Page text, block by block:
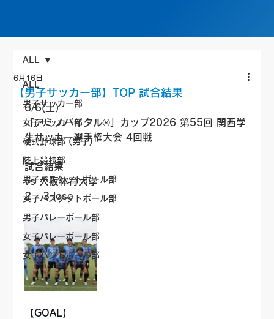
ALL
男子サッカー部
女子サッカー部
硬式野球部 (男子)
陸上競技部
男子バスケットボール部
女子バスケットボール部
男子バレーボール部
女子バレーボール部
女子ハンドボール部
ALL
【男子サッカー部】TOP 試合結果
6月16日
6/6(土）
「アミノバイタル®」カップ2026 第55回 関西学
生サッカー選手権大会 4回戦
試合結果
vs 大阪体育大学
2 - 3 lose
【GOAL】